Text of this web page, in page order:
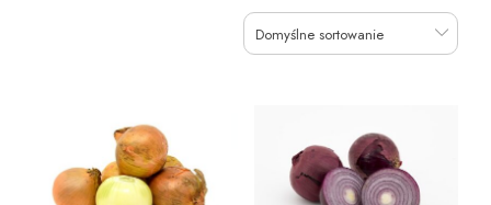
Domyślne sortowanie